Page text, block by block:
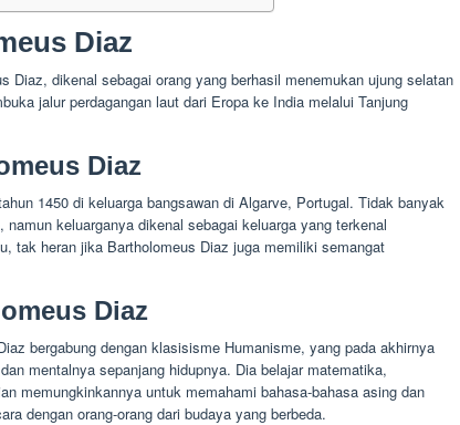
Diaz
Diaz, dikenal sebagai orang yang berhasil menemukan ujung selatan
jalur perdagangan laut dari Eropa ke India melalui Tanjung
Diaz
1450 di keluarga bangsawan di Algarve, Portugal. Tidak banyak
keluarganya dikenal sebagai keluarga yang terkenal
tak heran jika Bartholomeus Diaz juga memiliki semangat
Diaz
bergabung dengan klasisisme Humanisme, yang pada akhirnya
mentalnya sepanjang hidupnya. Dia belajar matematika,
memungkinkannya untuk memahami bahasa-bahasa asing dan
dengan orang-orang dari budaya yang berbeda.